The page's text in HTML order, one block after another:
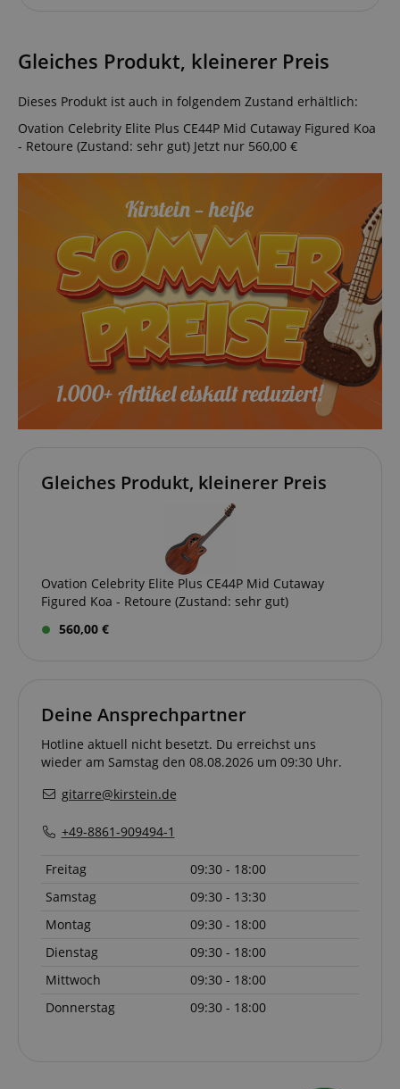
Gleiches Produkt, kleinerer Preis
Dieses Produkt ist auch in folgendem Zustand erhältlich:
Ovation Celebrity Elite Plus CE44P Mid Cutaway Figured Koa
- Retoure (Zustand: sehr gut) Jetzt nur 560,00 €
Gleiches Produkt, kleinerer Preis
Ovation Celebrity Elite Plus CE44P Mid Cutaway
Figured Koa - Retoure (Zustand: sehr gut)
560,00 €
Deine Ansprechpartner
Hotline aktuell nicht besetzt. Du erreichst uns
wieder am Samstag den 08.08.2026 um 09:30 Uhr.
gitarre@kirstein.de
+49-8861-909494-1
Freitag
09:30 - 18:00
Samstag
09:30 - 13:30
Montag
09:30 - 18:00
Dienstag
09:30 - 18:00
Mittwoch
09:30 - 18:00
Donnerstag
09:30 - 18:00